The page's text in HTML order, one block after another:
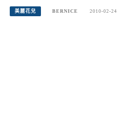
美麗花兒 BERNICE 2010-02-24